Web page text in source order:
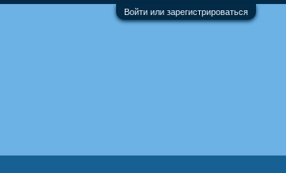
Войти или зарегистрироваться